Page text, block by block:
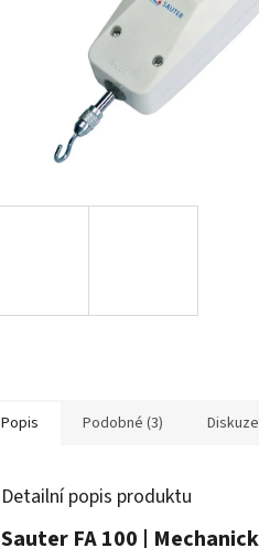
Popis Podobné (3) Diskuze
Detailní popis produktu
Sauter FA 100 |